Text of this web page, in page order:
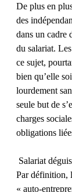
De plus en
des
dans un cadre
du salariat.
ce sujet,
bien qu’elle
lourdement
seule but de
charges
obligations
Salariat
Par définition,
« auto-